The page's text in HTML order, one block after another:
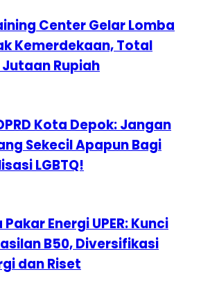
Center Gelar Lomba
Kemerdekaan, Total
Rupiah
Kota Depok: Jangan
Sekecil Apapun Bagi
LGBTQ!
Energi UPER: Kunci
B50, Diversifikasi
dan Riset